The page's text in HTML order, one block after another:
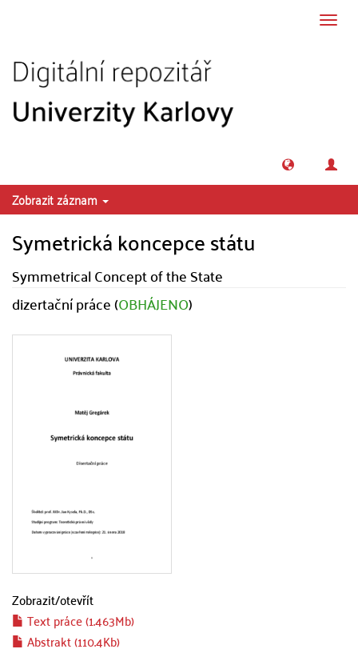
Zobrazit záznam
Symetrická koncepce státu
Symmetrical Concept of the State
dizertační práce (OBHÁJENO)
Zobrazit/otevřít
Text práce (1.463Mb)
Abstrakt (110.4Kb)